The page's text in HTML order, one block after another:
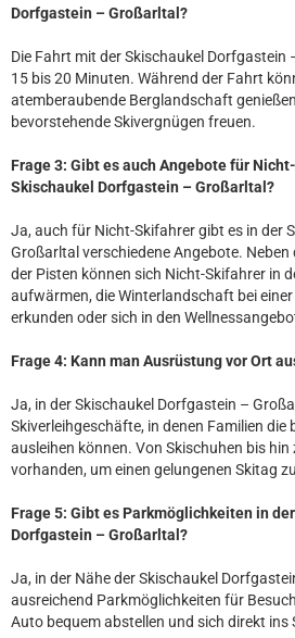
Dorfgastein – Großarltal?
Die Fahrt mit der Skischaukel
15 bis 20 Minuten. Während der Fahrt
atemberaubende Berglandschaft
bevorstehende Skivergnügen freuen.
Frage 3: Gibt es auch Angebote für
Skischaukel Dorfgastein – Großarltal?
Ja, auch für Nicht-Skifahrer gibt es in der
Großarltal verschiedene Angebote.
der Pisten können sich Nicht-Skifahrer in
aufwärmen, die Winterlandschaft bei
erkunden oder sich in den
Frage 4: Kann man Ausrüstung vor Ort
Ja, in der Skischaukel Dorfgastein –
Skiverleihgeschäfte, in denen Familien
ausleihen können. Von Skischuhen bis hin
vorhanden, um einen gelungenen Skitag
Frage 5: Gibt es Parkmöglichkeiten in
Dorfgastein – Großarltal?
Ja, in der Nähe der Skischaukel
ausreichend Parkmöglichkeiten für
Auto bequem abstellen und sich direkt ins